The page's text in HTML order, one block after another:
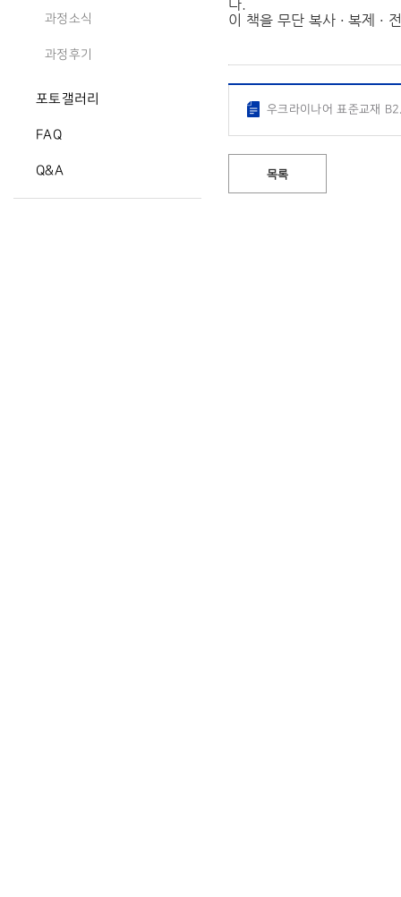
과정소식
과정후기
포토갤러리
FAQ
Q&A
다.
이 책을 무단 복사 · 복제 ·
우크라이나어 표준교재
목록